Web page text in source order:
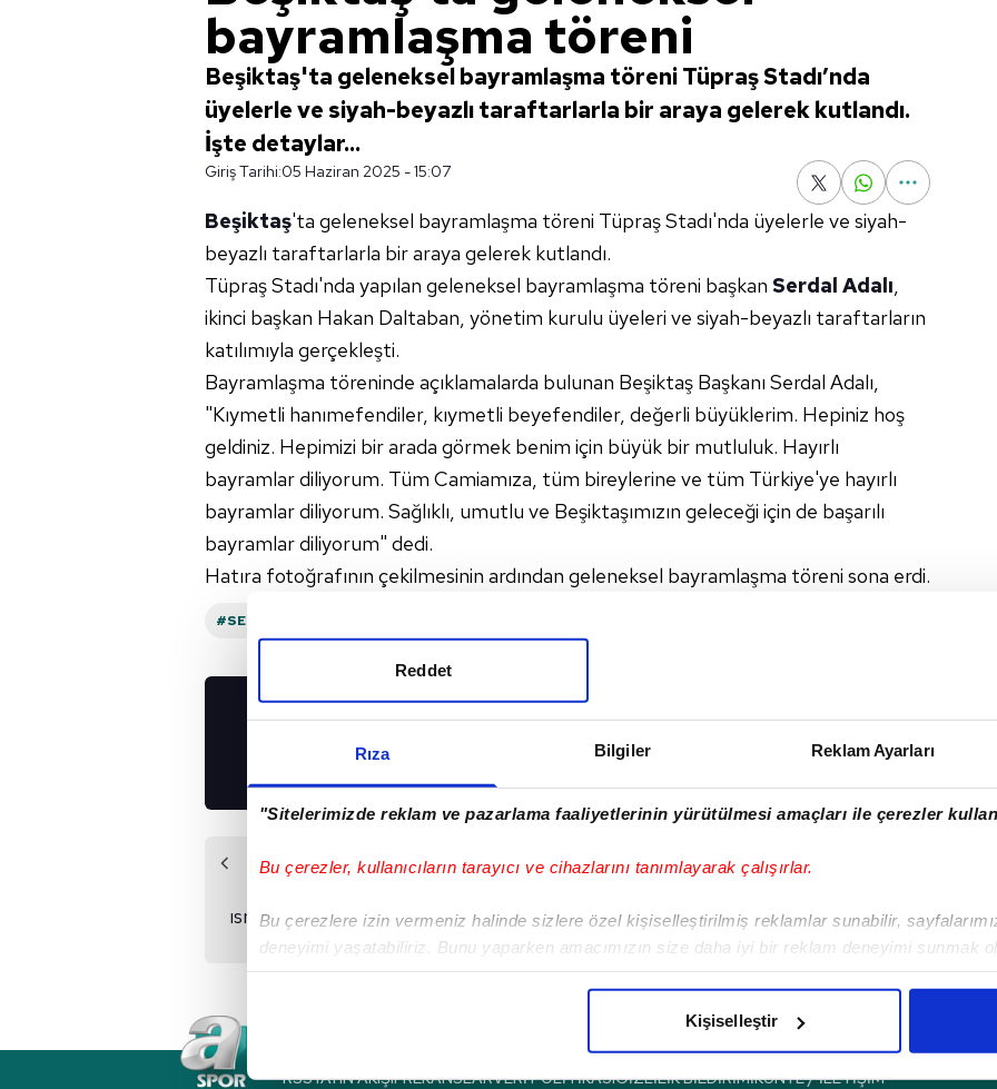
Rıza Bilgiler Reklam Ayarları
"Sitelerimizde reklam ve pazarlama faaliyetlerinin yürütülmesi amaçları ile çerezler
Bu çerezler, kullanıcıların tarayıcı ve cihazlarını tanımlayarak çalışırlar.
Bu çerezlere izin vermeniz halinde sizlere özel kişiselleştirilmiş reklamlar sunabilir,
deneyimi yaşatabiliriz. Bunu yaparken amacımızın size daha iyi bir reklam deneyimi sunmak
Her halükârda, kullanıcılar, bu çerezlere izin vermedikleri takdirde, kullanıcılara hedefli
Reddet
Kişiselleştir
bayramlaşma töreni
Beşiktaş'ta geleneksel bayramlaşma töreni Tüpraş Stadı’nda
üyelerle ve siyah-beyazlı taraftarlarla bir araya gelerek kutlandı.
İşte detaylar...
Giriş Tarihi:05 Haziran 2025 - 15:07
Beşiktaş'ta geleneksel bayramlaşma töreni Tüpraş Stadı'nda üyelerle ve siyah-
beyazlı taraftarlarla bir araya gelerek kutlandı.
Tüpraş Stadı'nda yapılan geleneksel bayramlaşma töreni başkan Serdal Adalı,
ikinci başkan Hakan Daltaban, yönetim kurulu üyeleri ve siyah-beyazlı taraftarların
katılımıyla gerçekleşti.
Bayramlaşma töreninde açıklamalarda bulunan Beşiktaş Başkanı Serdal Adalı,
"Kıymetli hanımefendiler, kıymetli beyefendiler, değerli büyüklerim. Hepiniz hoş
geldiniz. Hepimizi bir arada görmek benim için büyük bir mutluluk. Hayırlı
bayramlar diliyorum. Tüm Camiamıza, tüm bireylerine ve tüm Türkiye'ye hayırlı
bayramlar diliyorum. Sağlıklı, umutlu ve Beşiktaşımızın geleceği için de başarılı
bayramlar diliyorum" dedi.
Hatıra fotoğrafının çekilmesinin ardından geleneksel bayramlaşma töreni sona erdi.
#SERDAL ADALI
İNDİRİN!
Önceki Haber
ısrarcı! İşte Braga'nın
istediği rakam
Sonraki Haber
Beşiktaş'a yakışır yer
değil
RSSYAYIN AKIŞIFREKANSLARVERI POLITIKASIGIZLILIK BILDIRIMIKÜNYE / İLETIŞIM